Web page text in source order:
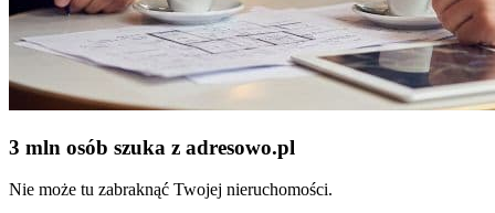
3 mln osób szuka z adresowo.pl
Nie może tu zabraknąć Twojej nieruchomości.